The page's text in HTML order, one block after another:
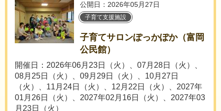
公開日：2026年05月27日
子育て支援施設
子育てサロンぽっかぽか（富岡
公民館）
開催日：2026年06月23日（火）、07月28日（火）、
08月25日（火）、09月29日（火）、10月27日
（火）、11月24日（火）、12月22日（火）、2027年
01月26日（火）、2027年02月16日（火）、2027年03
月23日（火）